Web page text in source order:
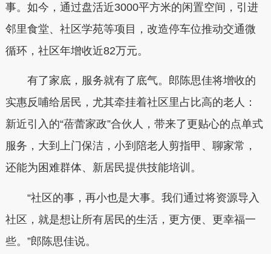
事。如今，通过盘活近3000平方米的闲置空间，引进
邻里食堂、社区学苑等项目，改造停车位推动交通微
循环，社区年增收近82万元。
有了家底，服务就有了底气。郎陈思佳将增收的
实惠反哺给居民，尤其牵挂着社区里占比高的老人：
新近引入的“蓓蕾家政”合伙人，带来了更贴心的点单式
服务，大到上门保洁，小到陪老人剪指甲、聊家常，
还能为困难群体、新居民提供技能培训。
“社区的事，再小也是大事。我们通过将资源导入
社区，就是想让所有居民的生活，更方便、更幸福一
些。”郎陈思佳说。